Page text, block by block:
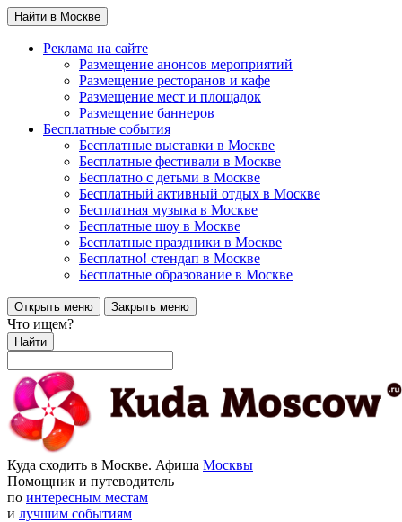
Найти в Москве
Реклама на сайте
Размещение анонсов мероприятий
Размещение ресторанов и кафе
Размещение мест и площадок
Размещение баннеров
Бесплатные события
Бесплатные выставки в Москве
Бесплатные фестивали в Москве
Бесплатно с детьми в Москве
Бесплатный активный отдых в Москве
Бесплатная музыка в Москве
Бесплатные шоу в Москве
Бесплатные праздники в Москве
Бесплатно! стендап в Москве
Бесплатные образование в Москве
Открыть меню Закрыть меню
Что ищем?
Найти
Куда сходить в Москве. Афиша Москвы
Помощник и путеводитель
по интересным местам
и лучшим событиям